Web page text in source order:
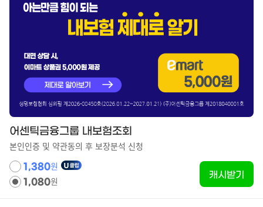
어센틱금융그룹 내보험조회
본인인증 및 약관동의 후 보장분석 신청
1,380원
1,080원
캐시받기